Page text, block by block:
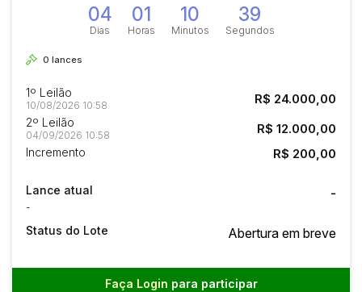
04
Dias
01
Horas
10
Minutos
39
Segundos
0 lances
1º Leilão
10/08/2026 10:58 R$ 24.000,00
2º Leilão
04/09/2026 10:58 R$ 12.000,00
Incremento R$ 200,00
Lance atual
-
-
Status do Lote Abertura em breve
Faça Login para participar